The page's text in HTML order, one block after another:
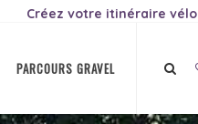
Créez votre itinéraire vélo
PARCOURS GRAVEL